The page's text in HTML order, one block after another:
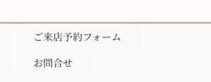
ご来店予約フォーム
お問合せ